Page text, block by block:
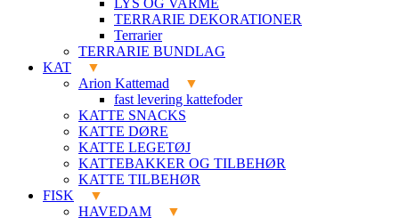
LYS OG VARME
TERRARIE DEKORATIONER
Terrarier
TERRARIE BUNDLAG
KAT
Arion Kattemad
fast levering kattefoder
KATTE SNACKS
KATTE DØRE
KATTE LEGETØJ
KATTEBAKKER OG TILBEHØR
KATTE TILBEHØR
FISK
HAVEDAM